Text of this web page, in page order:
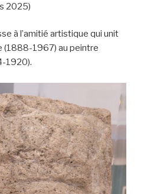
2025)
à l’amitié artistique qui unit
(1888-1967) au peintre
1920).